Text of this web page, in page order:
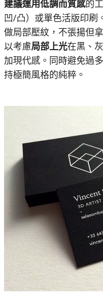
建議運用低調而質感的
凹/凸）或單色活版印刷
做局部壓紋，不張揚但
以考慮局部上光在黑、
加現代感。同時避免過
持極簡風格的純粹。